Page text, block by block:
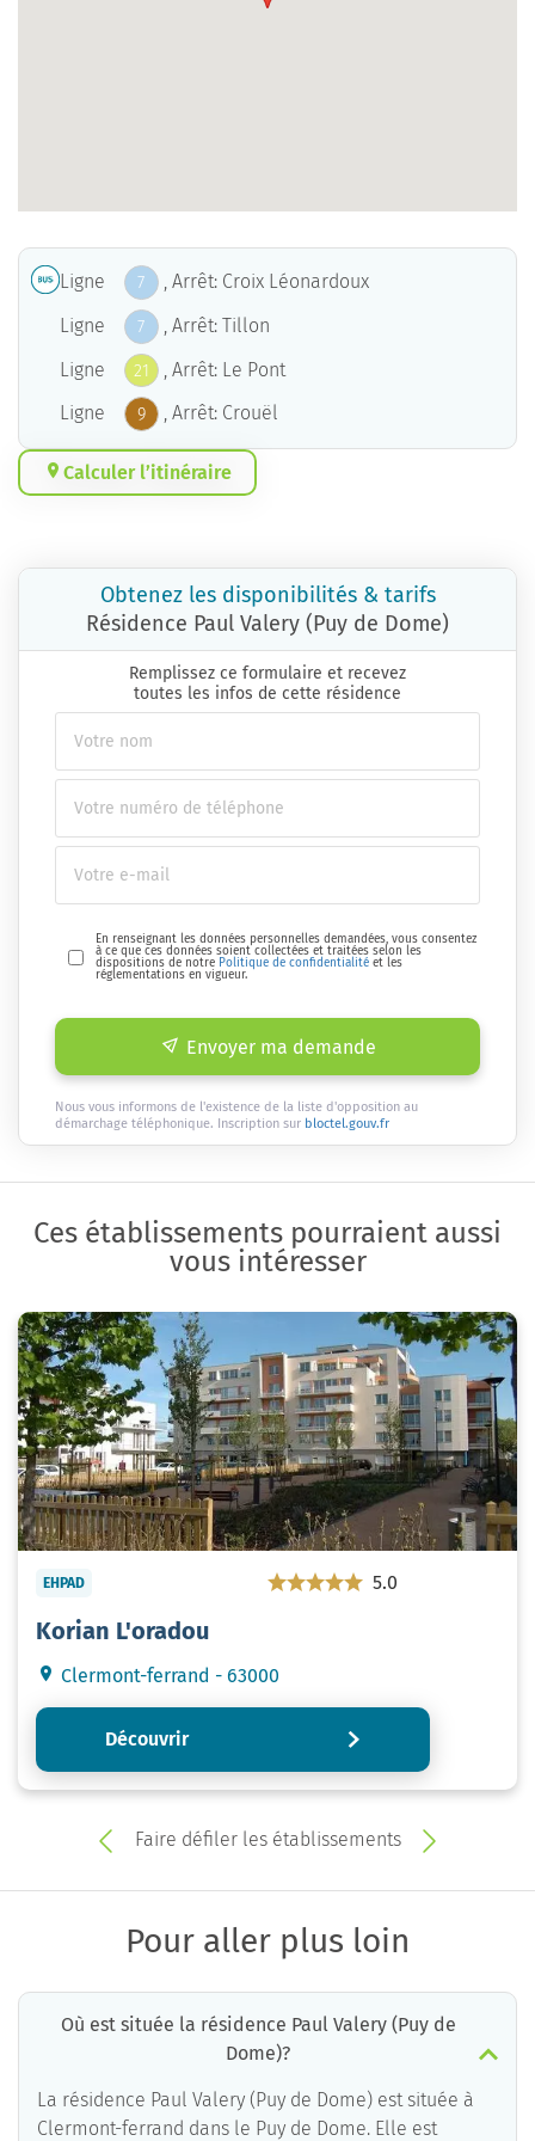
Ligne 7
, Arrêt: Croix Léonardoux
Ligne
7
, Arrêt: Tillon
Ligne
21
, Arrêt: Le Pont
Ligne
9 , Arrêt: Crouël
Calculer l’itinéraire
Obtenez les disponibilités & tarifs
Résidence Paul Valery (Puy de Dome)
Remplissez ce formulaire et recevez
toutes les infos de cette résidence
En renseignant les données personnelles demandées, vous consentez
à ce que ces données soient collectées et traitées selon les
dispositions de notre Politique de confidentialité et les
réglementations en vigueur.
Envoyer ma demande
Nous vous informons de l'existence de la liste d'opposition au
démarchage téléphonique. Inscription sur bloctel.gouv.fr
Ces établissements pourraient aussi
vous intéresser
EHPAD 5.0
Korian L'oradou
Clermont-ferrand - 63000
Découvrir
Faire défiler les établissements
Pour aller plus loin
Où est située la résidence Paul Valery (Puy de
Dome)?
La résidence Paul Valery (Puy de Dome) est située à
Clermont-ferrand dans le Puy de Dome. Elle est